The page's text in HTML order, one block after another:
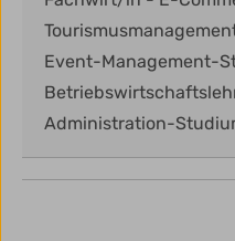
Event-Management-
Administration-